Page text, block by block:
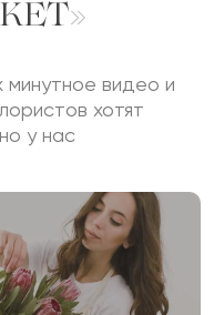
видео и
хотят
у нас